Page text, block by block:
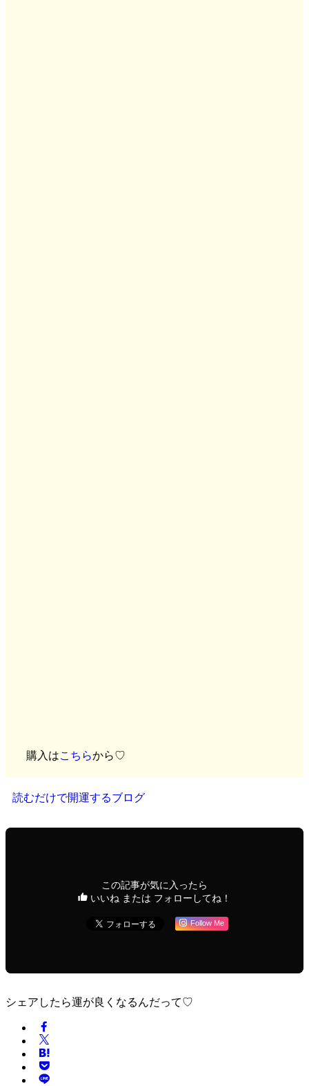
購入はこちらから♡
読むだけで開運するブログ
この記事が気に入ったら
いいね または フォローしてね！
Follow Me
シェアしたら運が良くなるんだって♡